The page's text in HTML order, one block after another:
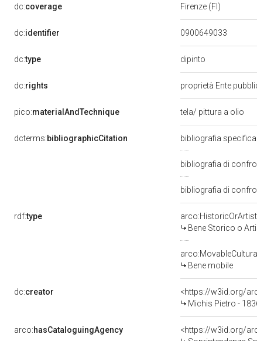
dc:coverage Firenze (FI)
dc:identifier 0900649033
dc:type dipinto
dc:rights proprietà Ente
pico:materialAndTechnique tela/ pittura a olio
dcterms:bibliographicCitation bibliografia
bibliografia di
bibliografia di
rdf:type
Bene Storico o
Bene mobile
dc:creator
<https://w3id.org/
Michis Pietro -
arco:hasCataloguingAgency
<https://w3id.org/